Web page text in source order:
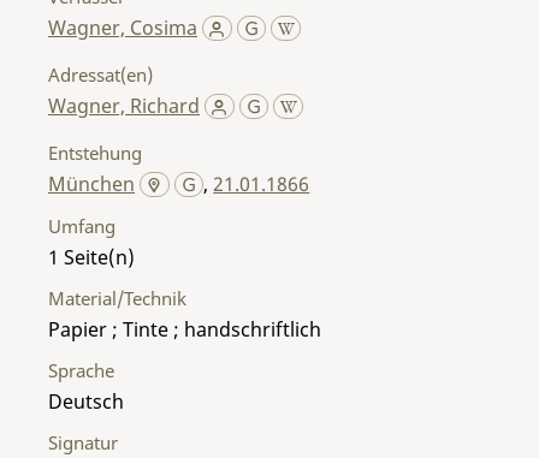
Wagner, Cosima
Adressat(en)
Wagner, Richard
Entstehung
München ,21.01.1866
Umfang
1
Material/Technik
Papier ; Tinte ; handschriftlich
Sprache
Deutsch
Signatur